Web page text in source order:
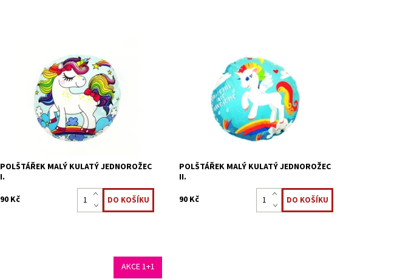
Malý kulatý polštářek oblíbeného
pohádkového jednorožce bude dělat
vašemu děťátku milou společnost
v pokojíčku, v postýlce, i na cestách.
Dostupnost:
Skladem 3 ks
22323853
POLŠTÁŘEK MALÝ KULATÝ JEDNOROŽEC
I.
90 Kč
Malý kulatý polštářek oblíbeného
pohádkového jednorožce bude dělat
vašemu děťátku milou společnost
v pokojíčku, v postýlce, i na cestách.
Dostupnost:
Skladem 5 ks
22323852
POLŠTÁŘEK MALÝ KULATÝ JEDNOROŽEC
II.
90 Kč
AKCE 1+1